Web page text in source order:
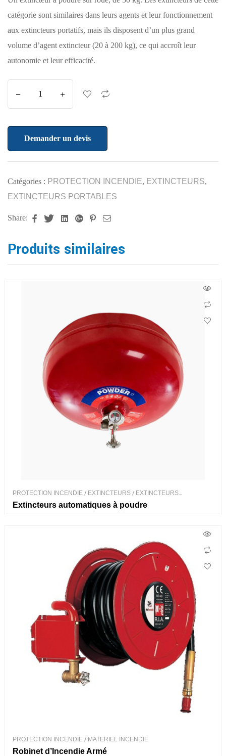
catégorie sont similaires dans leurs agents et leur fonctionnement
aux extincteurs portatifs, mais ils disposent d’un plus grand
volume d’agent extincteur (20 à 200 kg), ce qui accroît leur
autonomie et leur efficacité.
Demander un devis
Catégories : PROTECTION INCENDIE, EXTINCTEURS,
EXTINCTEURS PORTABLES
Share: FacebookTwitterLinkedinGoogle+Pinterest
Produits similaires
PROTECTION INCENDIE/ EXTINCTEURS/ EXTINCTEURS
AUTOMATIQUES
Extincteurs automatiques à poudre
PROTECTION INCENDIE/ MATERIEL INCENDIE
Robinet d’Incendie Armé